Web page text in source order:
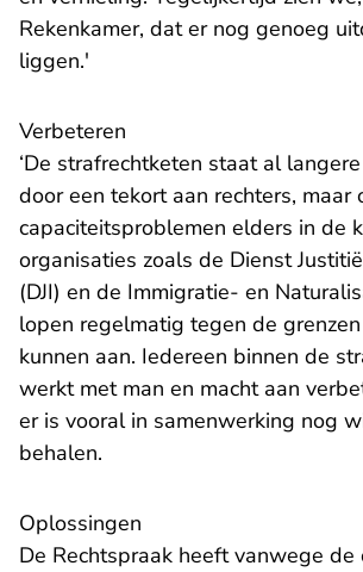
Rekenkamer, dat er nog genoeg
liggen.'
Verbeteren
‘De strafrechtketen staat al
door een tekort aan rechters, maar
capaciteitsproblemen elders in de
organisaties zoals de Dienst
(DJI) en de Immigratie- en
lopen regelmatig tegen de
kunnen aan. Iedereen binnen de
werkt met man en macht aan
er is vooral in samenwerking nog
behalen.
Oplossingen
De Rechtspraak heeft vanwege de